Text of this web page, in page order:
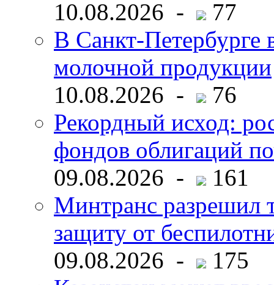
10.08.2026 -
77
В Санкт-Петербурге
молочной продукции
10.08.2026 -
76
Рекордный исход:
фондов облигаций
09.08.2026 -
161
Минтранс разрешил
защиту от
09.08.2026 -
175